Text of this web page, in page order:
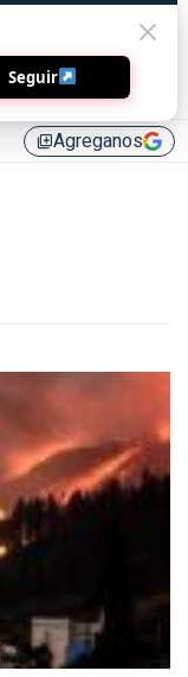
library_addAgreganos
Seguir